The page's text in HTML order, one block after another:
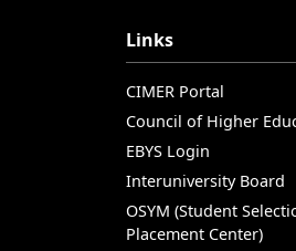
Links
CIMER Portal
Council of Higher
EBYS Login
Interuniversity Board
OSYM (Student
Placement Center)